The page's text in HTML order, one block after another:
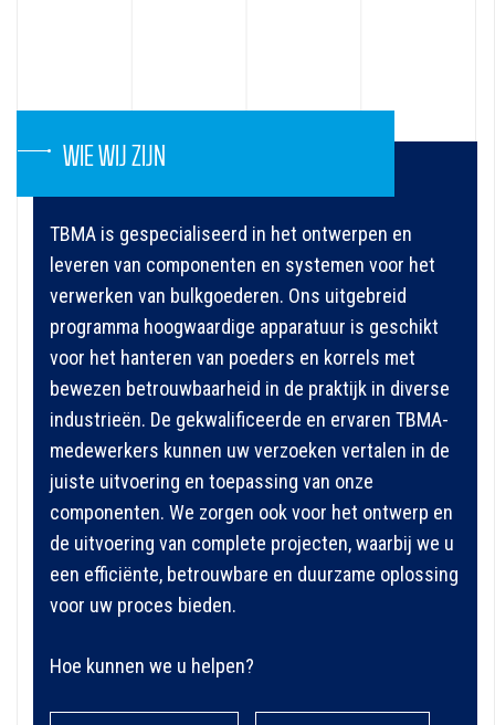
WIE WIJ ZIJN
TBMA is gespecialiseerd in het ontwerpen en
leveren van componenten en systemen voor het
verwerken van bulkgoederen. Ons uitgebreid
programma hoogwaardige apparatuur is geschikt
voor het hanteren van poeders en korrels met
bewezen betrouwbaarheid in de praktijk in diverse
industrieën. De gekwalificeerde en ervaren TBMA-
medewerkers kunnen uw verzoeken vertalen in de
juiste uitvoering en toepassing van onze
componenten. We zorgen ook voor het ontwerp en
de uitvoering van complete projecten, waarbij we u
een efficiënte, betrouwbare en duurzame oplossing
voor uw proces bieden.
Hoe kunnen we u helpen?